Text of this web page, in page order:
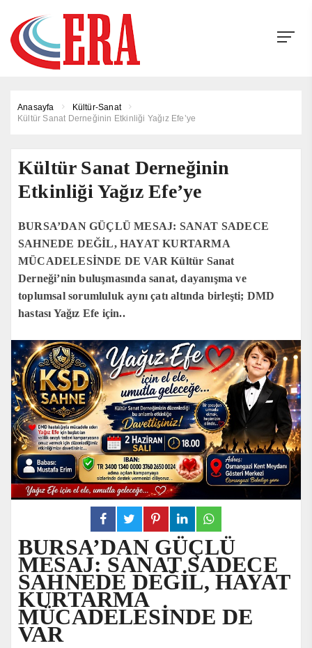
Anasayfa
Kültür-Sanat
Kültür Sanat Derneğinin Etkinliği Yağız Efe’ye
Kültür Sanat Derneğinin
Etkinliği Yağız Efe’ye
BURSA’DAN GÜÇLÜ MESAJ: SANAT SADECE
SAHNEDE DEĞİL, HAYAT KURTARMA
MÜCADELESİNDE DE VAR Kültür Sanat
Derneği’nin buluşmasında sanat, dayanışma ve
toplumsal sorumluluk aynı çatı altında birleşti; DMD
hastası Yağız Efe için..
BURSA’DAN GÜÇLÜ
MESAJ: SANAT SADECE
SAHNEDE DEĞİL, HAYAT
KURTARMA
MÜCADELESİNDE DE
VAR